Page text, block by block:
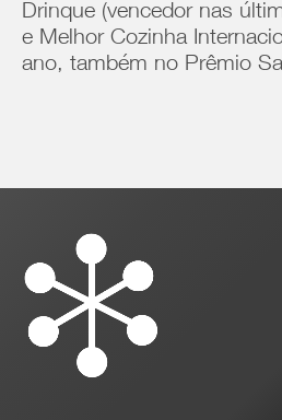
Drinque (vencedor nas
e Melhor Cozinha
ano, também no Prêmio